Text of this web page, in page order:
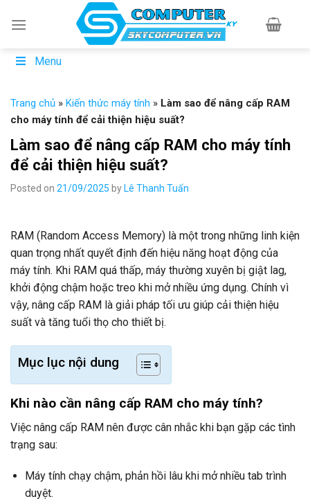
Menu
Trang chủ » Kiến thức máy tính » Làm sao để nâng cấp RAM
cho máy tính để cải thiện hiệu suất?
Làm sao để nâng cấp RAM cho máy tính
để cải thiện hiệu suất?
Posted on 21/09/2025 by Lê Thanh Tuấn
RAM (Random Access Memory) là một trong những linh kiện
quan trọng nhất quyết định đến hiệu năng hoạt động của
máy tính. Khi RAM quá thấp, máy thường xuyên bị giật lag,
khởi động chậm hoặc treo khi mở nhiều ứng dụng. Chính vì
vậy, nâng cấp RAM là giải pháp tối ưu giúp cải thiện hiệu
suất và tăng tuổi thọ cho thiết bị.
Mục lục nội dung
Khi nào cần nâng cấp RAM cho máy tính?
Việc nâng cấp RAM nên được cân nhắc khi bạn gặp các tình
trạng sau:
Máy tính chạy chậm, phản hồi lâu khi mở nhiều tab trình
duyệt.